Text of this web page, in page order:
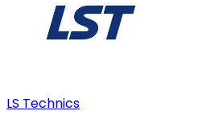
LS Technics